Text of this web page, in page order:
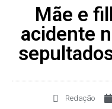
Mãe e
acidente
Redação